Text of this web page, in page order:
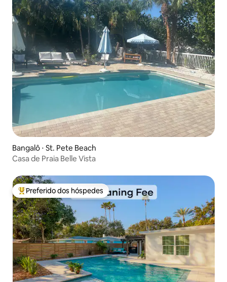
Bangalô ⋅ St. Pete Beach
Casa de Praia Belle Vista
Entre os melhores preferidos dos hóspedes
Preferido dos hóspedes